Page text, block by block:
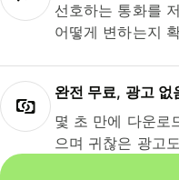
선호하는 통화를
어떻게 변하는지
완전 무료, 광고 없
몇 초 만에 다운로
으며 귀찮은 광고